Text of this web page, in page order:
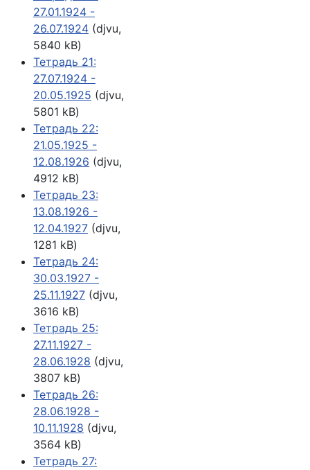
27.01.1924 -
26.07.1924 (djvu,
5840 kB)
Тетрадь 21:
27.07.1924 -
20.05.1925 (djvu,
5801 kB)
Тетрадь 22:
21.05.1925 -
12.08.1926 (djvu,
4912 kB)
Тетрадь 23:
13.08.1926 -
12.04.1927 (djvu,
1281 kB)
Тетрадь 24:
30.03.1927 -
25.11.1927 (djvu,
3616 kB)
Тетрадь 25:
27.11.1927 -
28.06.1928 (djvu,
3807 kB)
Тетрадь 26:
28.06.1928 -
10.11.1928 (djvu,
3564 kB)
Тетрадь 27: